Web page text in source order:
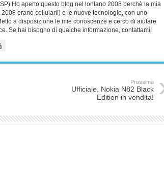
Ho aperto questo blog nel lontano 2008 perchè la mia
erano cellulari!) e le nuove tecnologie, con uno
a disposizione le mie conoscenze e cerco di aiutare
Se hai bisogno di qualche informazione, contattami!
Prossima
Ufficiale, Nokia N82 Black
Edition in vendita!